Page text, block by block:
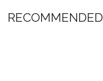
RECOMMENDED